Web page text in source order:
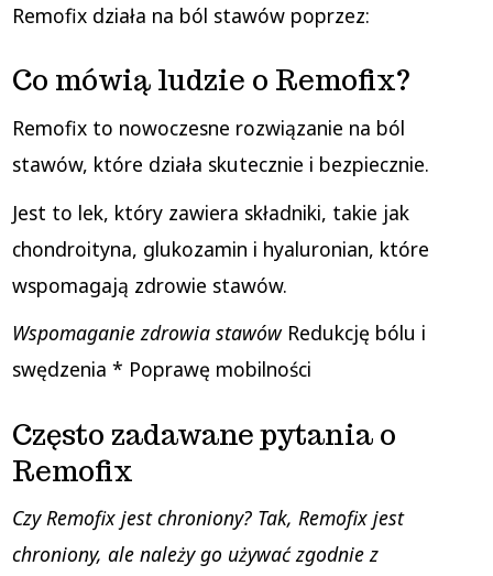
Remofix działa na ból stawów poprzez:
Co mówią ludzie o Remofix?
Remofix to nowoczesne rozwiązanie na ból
stawów, które działa skutecznie i bezpiecznie.
Jest to lek, który zawiera składniki, takie jak
chondroityna, glukozamin i hyaluronian, które
wspomagają zdrowie stawów.
Wspomaganie zdrowia stawów Redukcję bólu i
swędzenia * Poprawę mobilności
Często zadawane pytania o
Remofix
Czy Remofix jest chroniony? Tak, Remofix jest
chroniony, ale należy go używać zgodnie z